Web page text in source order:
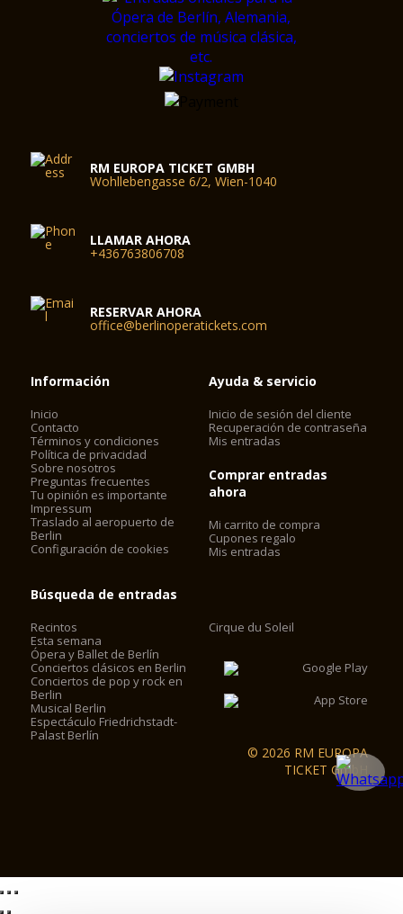
RM EUROPA TICKET GMBH
Wohllebengasse 6/2, Wien-1040
LLAMAR AHORA
+436763806708
RESERVAR AHORA
office@berlinoperatickets.com
Información
Inicio
Contacto
Términos y condiciones
Política de privacidad
Sobre nosotros
Preguntas frecuentes
Tu opinión es importante
Impressum
Traslado al aeropuerto de
Berlin
Configuración de cookies
Ayuda & servicio
Inicio de sesión del cliente
Recuperación de contraseña
Mis entradas
Comprar entradas
ahora
Mi carrito de compra
Cupones regalo
Mis entradas
Búsqueda de entradas
Recintos
Esta semana
Ópera y Ballet de Berlín
Conciertos clásicos en Berlin
Conciertos de pop y rock en
Berlin
Musical Berlin
Espectáculo Friedrichstadt-
Palast Berlín
Cirque du Soleil
© 2026 RM EUROPA
TICKET GmbH